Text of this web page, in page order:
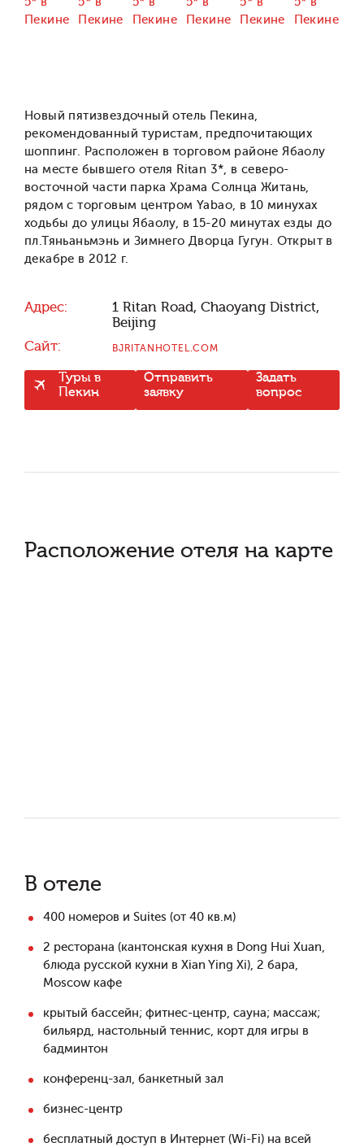
Новый пятизвездочный отель Пекина,
рекомендованный туристам, предпочитающих
шоппинг. Расположен в торговом районе Ябаолу
на месте бывшего отеля Ritan 3*, в северо-
восточной части парка Храма Солнца Житань,
рядом с торговым центром Yabao, в 10 минухах
ходьбы до улицы Ябаолу, в 15-20 минутах езды до
пл.Тяньаньмэнь и Зимнего Дворца Гугун. Открыт в
декабре в 2012 г.
Адрес:
1 Ritan Road, Chaoyang District,
Beijing
Сайт:
BJRITANHOTEL.COM
Туры в
Пекин
Отправить
заявку
Задать
вопрос
Расположение отеля на карте
В отеле
400 номеров и Suites (от 40 кв.м)
2 ресторана (кантонская кухня в Dong Hui Xuan,
блюда русской кухни в Xian Ying Xi), 2 бара,
Moscow кафе
крытый бассейн; фитнес-центр, сауна; массаж;
бильярд, настольный теннис, корт для игры в
бадминтон
конференц-зал, банкетный зал
бизнес-центр
бесплатный доступ в Интернет (Wi-Fi) на всей